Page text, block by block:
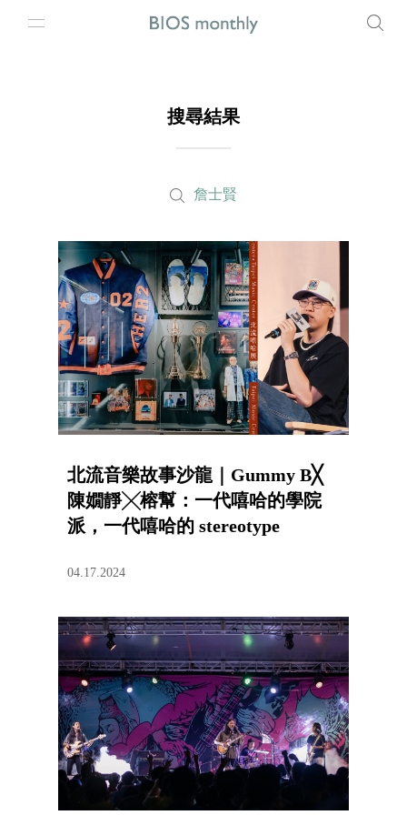
搜尋結果
詹士賢
北流音樂故事沙龍｜Gummy B╳
陳嫺靜╳榕幫：一代嘻哈的學院
派，一代嘻哈的 stereotype
04.17.2024